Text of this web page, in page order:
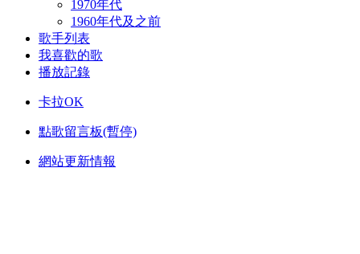
1970年代
1960年代及之前
歌手列表
我喜歡的歌
播放記錄
卡拉OK
點歌留言板(暫停)
網站更新情報